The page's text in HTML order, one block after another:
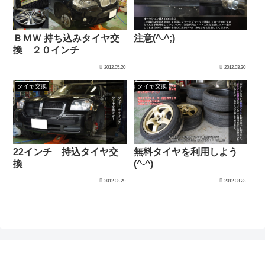
ＢＭＷ 持ち込みタイヤ交
換 ２０インチ
2012.05.20
注意(^-^;)
2012.03.30
タイヤ交換
22インチ 持込タイヤ交
換
2012.03.29
タイヤ交換
無料タイヤを利用しよう
(^-^)
2012.03.23